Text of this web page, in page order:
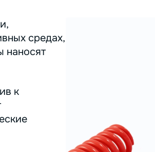
средах,
наносят
к